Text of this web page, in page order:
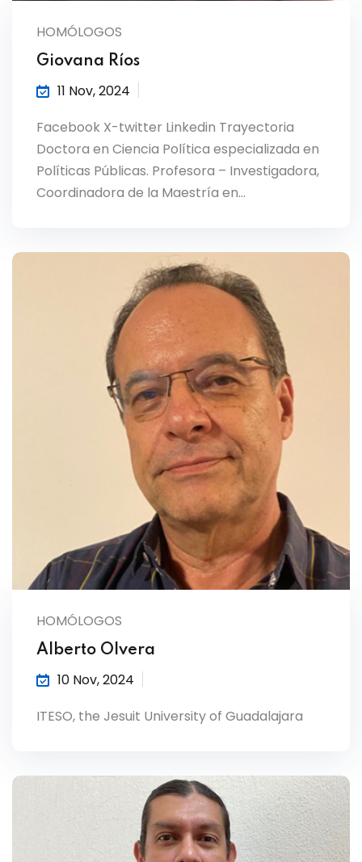
HOMÓLOGOS
Giovana Ríos
11 Nov, 2024
Facebook X-twitter Linkedin Trayectoria
Doctora en Ciencia Política especializada en
Políticas Públicas. Profesora – Investigadora,
Coordinadora de la Maestría en…
HOMÓLOGOS
Alberto Olvera
10 Nov, 2024
ITESO, the Jesuit University of Guadalajara